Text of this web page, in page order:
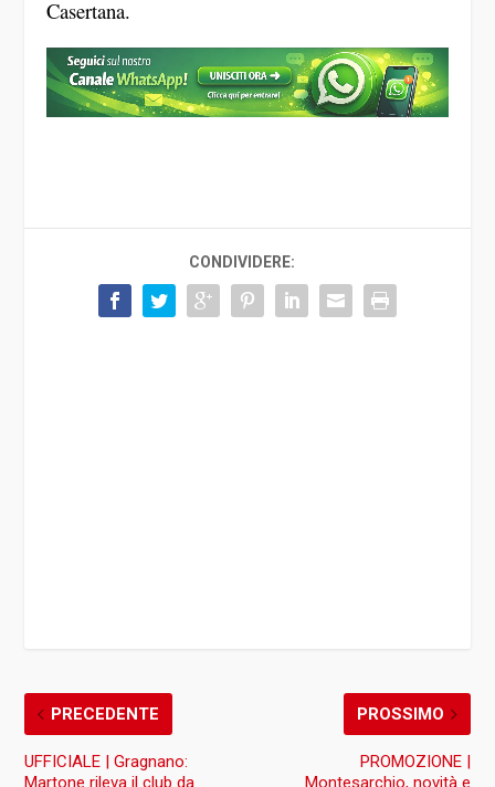
Casertana.
CONDIVIDERE:
PRECEDENTE
UFFICIALE | Gragnano:
Martone rileva il club da
PROSSIMO
PROMOZIONE |
Montesarchio, novità e